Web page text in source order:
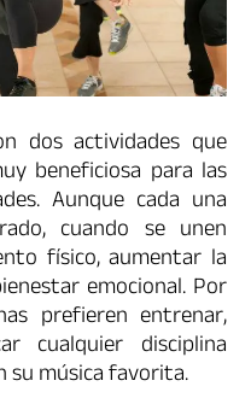
dos actividades que
beneficiosa para las
Aunque cada una
cuando se unen
físico, aumentar la
emocional. Por
prefieren entrenar,
cualquier disciplina
su música favorita.